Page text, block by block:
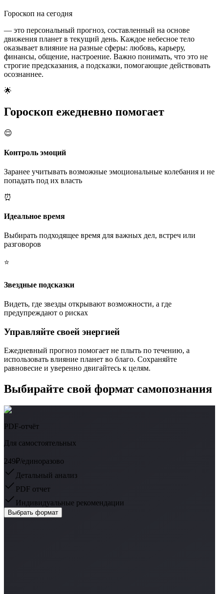
Гороскоп на сегодня
— это персональный прогноз, составленный на основе
движения планет в текущий день. Каждое небесное тело
оказывает влияние на разные сферы: любовь, карьеру,
финансы, общение, настроение. Важно понимать, что это не
строгие предсказания, а подсказки, помогающие действовать
осознаннее.
🌟
Гороскоп ежедневно помогает
😌
Контроль эмоций
Заранее учитывать возможные эмоциональные колебания и не
попадать под их власть
⏰
Идеальное время
Выбирать подходящее время для важных дел, встреч или
разговоров
⭐
Звездные подсказки
Видеть, где звезды открывают возможности, а где
предупреждают о рисках
Управляйте своей энергией
Ежедневный прогноз помогает не плыть по течению, а
использовать влияние планет во благо. Сохраняйте
равновесие и уверенно двигайтесь к целям.
Выбирайте свой формат самопознания
PDF-отчёт
Для самостоятельных
249₽/единоразово
Детальный анализ
PDF отчет
Индивидуальные рекомендации
Выбрать формат